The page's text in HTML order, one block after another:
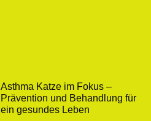
Asthma Katze im Fokus –
Prävention und Behandlung für
ein gesundes Leben